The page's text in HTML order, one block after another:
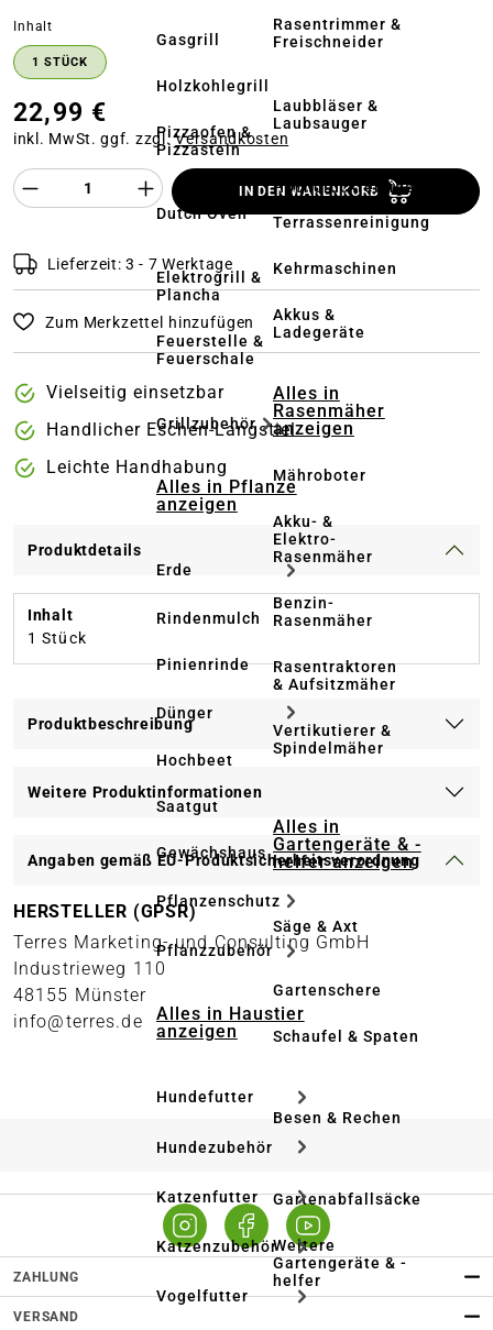
Gasgrill
Holzkohlegrill
Pizzaofen &
Pizzastein
Dutch Oven
Elektrogrill &
Plancha
Feuerstelle &
Feuerschale
Grillzubehör
Alles in Pflanze
anzeigen
Erde
Rindenmulch
Pinienrinde
Dünger
Hochbeet
Saatgut
Gewächshaus
Pflanzenschutz
Pflanzzubehör
Alles in Haustier
anzeigen
Hundefutter
Hundezubehör
Katzenfutter
Katzenzubehör
Vogelfutter
Rasentrimmer &
Freischneider
Laubbläser &
Laubsauger
Hochdruckreiniger
Terrassenreinigung
Kehrmaschinen
Akkus &
Ladegeräte
Alles in
Rasenmäher
anzeigen
Mähroboter
Akku- &
Elektro-
Rasenmäher
Benzin-
Rasenmäher
Rasentraktoren
& Aufsitzmäher
Vertikutierer &
Spindelmäher
Alles in
Gartengeräte & -
helfer anzeigen
Säge & Axt
Gartenschere
Schaufel & Spaten
Besen & Rechen
Gartenabfallsäcke
Weitere
Gartengeräte & -
helfer
Inhalt
1 STÜCK
22,99 €
inkl. MwSt. ggf. zzgl.Versandkosten
Produkt Anzahl des Produktes
IN DEN WARENKORB
Lieferzeit: 3 - 7 Werktage
Zum Merkzettel hinzufügen
Vielseitig einsetzbar
Handlicher Eschen-Langstiel
Leichte Handhabung
Produktdetails
Inhalt
1 Stück
Produktbeschreibung
Weitere Produktinformationen
Angaben gemäß EU-Produktsicherheitsverordnung
HERSTELLER (GPSR)
Terres Marketing- und Consulting GmbH
Industrieweg 110
48155 Münster
info@terres.de
ZAHLUNG
VERSAND